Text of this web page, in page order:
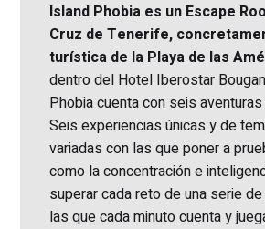
Island Phobia es un Escape
Cruz de Tenerife,
turística de la Playa de las
dentro del Hotel Iberostar
Phobia cuenta con seis
Seis experiencias únicas y de
variadas con las que poner a
como la concentración e
superar cada reto de una serie
las que cada minuto cuenta y